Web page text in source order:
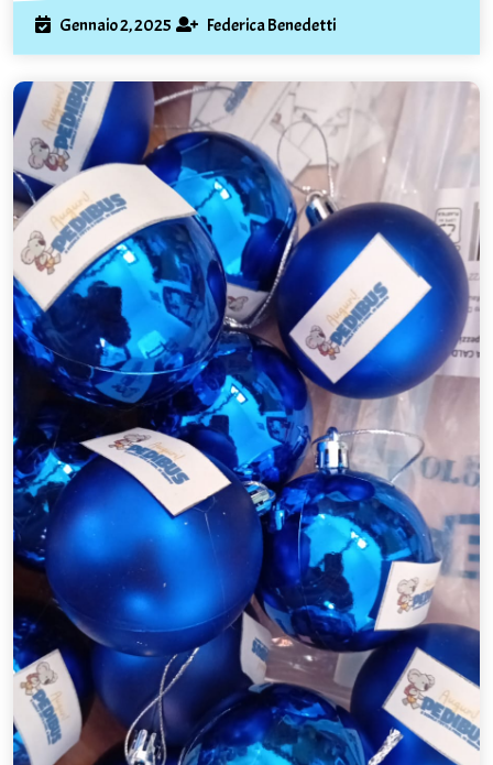
Gennaio 2, 2025 Gennaio
2,
2025
Federica BenedettiFederica
Benedetti